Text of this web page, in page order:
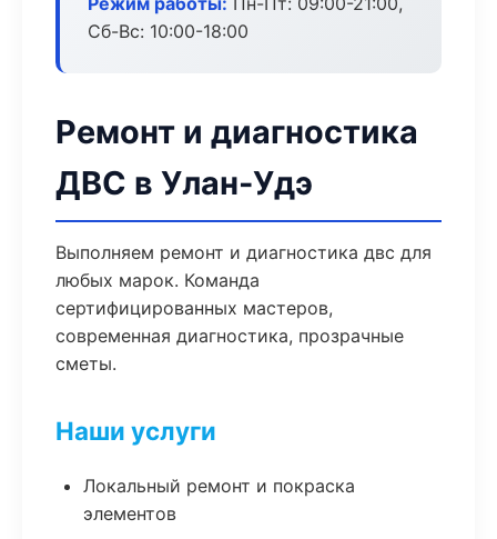
Сб-Вс: 10:00-18:00
Ремонт и диагностика
ДВС в Улан-Удэ
Выполняем ремонт и диагностика двс для
любых марок. Команда
сертифицированных мастеров,
современная диагностика, прозрачные
сметы.
Наши услуги
Локальный ремонт и покраска
элементов